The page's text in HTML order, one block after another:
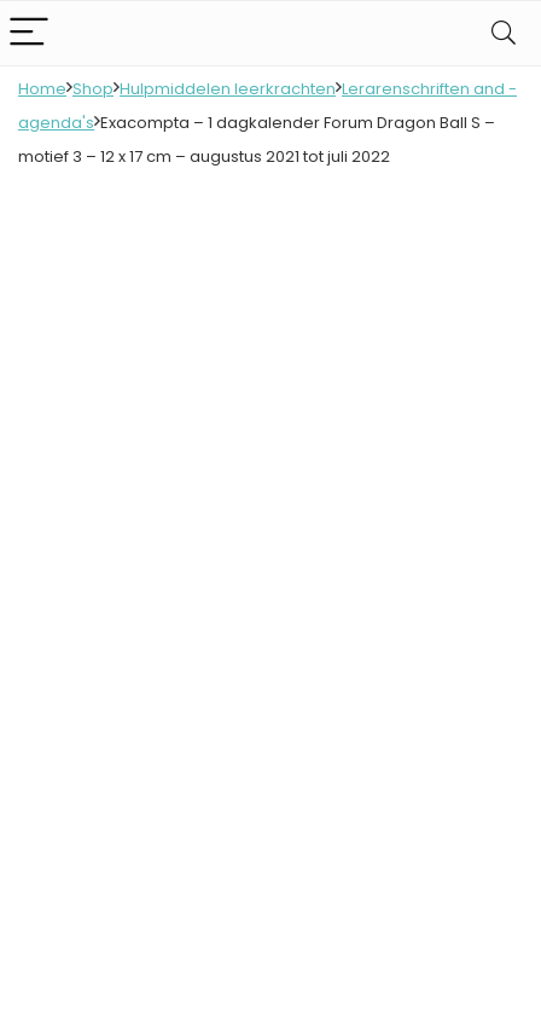
Home Shop Hulpmiddelen leerkrachten Lerarenschriften and -
agenda's Exacompta – 1 dagkalender Forum Dragon Ball S –
motief 3 – 12 x 17 cm – augustus 2021 tot juli 2022